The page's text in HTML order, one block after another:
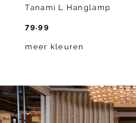
Tanami L Hanglamp
79.99
meer kleuren